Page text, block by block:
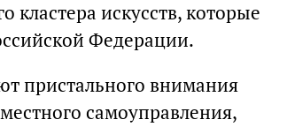
кластера искусств, которые
Федерации.
пристального внимания
самоуправления,